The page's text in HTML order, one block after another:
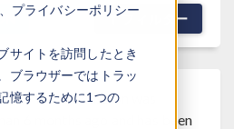
プライバシーポリシー
サイトを訪問したとき
ブラウザーではトラッ
憶するために1つの
フィルター
This discussion was
6 months ago and has been